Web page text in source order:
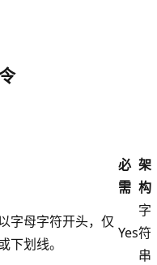
必
需
架
构
字母字符开头，仅
下划线。
Yes
字
符
串